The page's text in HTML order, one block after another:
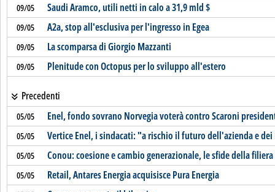
09/05 Saudi Aramco, utili netti in calo a 31,9 mld $
09/05 A2a, stop all'esclusiva per l'ingresso in Egea
09/05 La scomparsa di Giorgio Mazzanti
09/05 Plenitude con Octopus per lo sviluppo all'estero
Precedenti
05/05 Enel, fondo sovrano Norvegia voterà contro Scaroni
05/05 Vertice Enel, i sindacati: "a rischio il futuro dell'azienda e
05/05 Conou: coesione e cambio generazionale, le sfide della filiera
05/05 Retail, Antares Energia acquisisce Pura Energia